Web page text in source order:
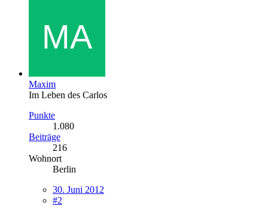
Maxim
Im Leben des Carlos
Punkte
1.080
Beiträge
216
Wohnort
Berlin
30. Juni 2012
#2